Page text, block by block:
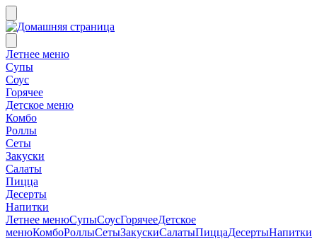
Летнее меню
Супы
Соус
Горячее
Детское меню
Комбо
Роллы
Сеты
Закуски
Салаты
Пицца
Десерты
Напитки
Летнее менюСупыСоусГорячееДетское
менюКомбоРоллыСетыЗакускиСалатыПиццаДесертыНапитки